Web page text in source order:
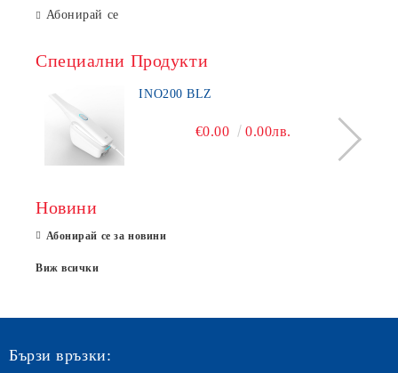
Абонирай се
Специални Продукти
INO200 BLZ
€0.00 0.00лв.
Новини
Абонирай се за новини
Виж всички
Бързи връзки: